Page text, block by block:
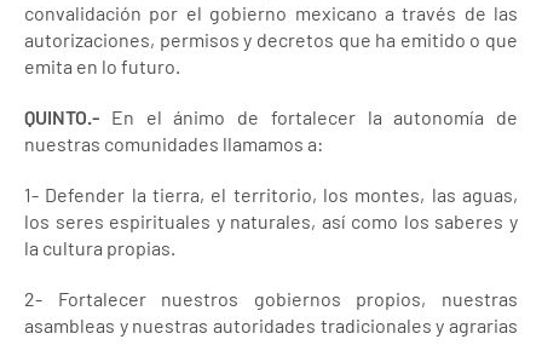
convalidación por el gobierno mexicano a través de las
autorizaciones, permisos y decretos que ha emitido o que
emita en lo futuro.
QUINTO.- En el ánimo de fortalecer la autonomía de
nuestras comunidades llamamos a:
1- Defender la tierra, el territorio, los montes, las aguas,
los seres espirituales y naturales, así como los saberes y
la cultura propias.
2- Fortalecer nuestros gobiernos propios, nuestras
asambleas y nuestras autoridades tradicionales y agrarias